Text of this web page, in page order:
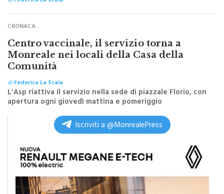
CRONACA
Centro vaccinale, il servizio torna a
Monreale nei locali della Casa della
Comunità
diFederica La Scala
L'Asp riattiva il servizio nella sede di piazzale Florio, con
apertura ogni giovedì mattina e pomeriggio
Iscriviti a @MonrealePress